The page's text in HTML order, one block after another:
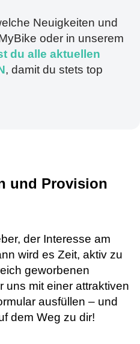
Neuigkeiten und
oder in unserem
du alle aktuellen
, damit du stets top
und Provision
der Interesse am
wird es Zeit, aktiv zu
geworbenen
uns mit einer attraktiven
ausfüllen – und
dem Weg zu dir!